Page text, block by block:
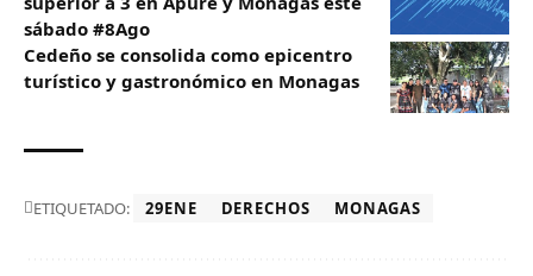
sábado #8Ago
Cedeño se consolida como epicentro
turístico y gastronómico en Monagas
ETIQUETADO: 29ENE DERECHOS MONAGAS